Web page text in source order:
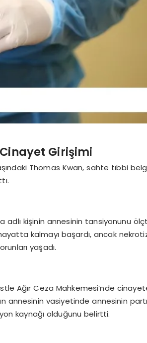
Girişimi
Thomas Kwan, sahte tıbbi
adlı kişinin annesinin tansiyonunu
kalmayı başardı, ancak
yaşadı.
Ağır Ceza Mahkemesi’nde
annesinin vasiyetinde annesinin
kaynağı olduğunu belirtti.